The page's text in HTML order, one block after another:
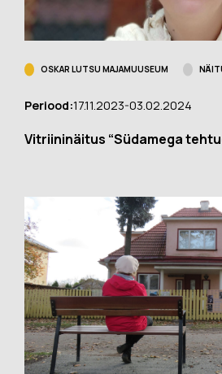
OSKAR LUTSU MAJAMUUSEUM
Periood:17.11.2023-03.02.2024
Vitriininäitus “Südamega